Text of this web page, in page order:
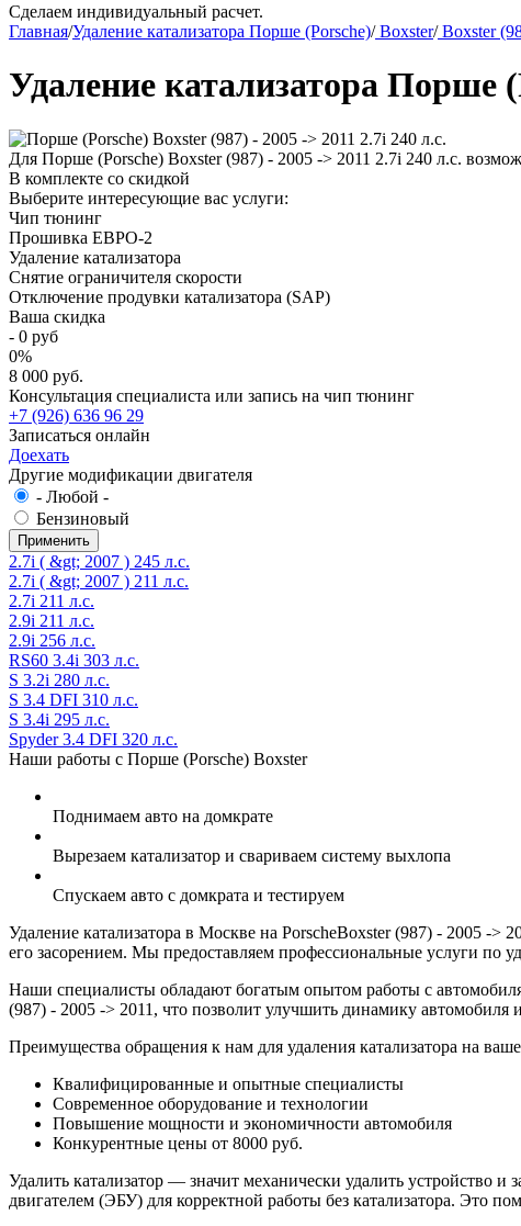
Сделаем индивидуальный расчет.
Главная/Удаление катализатора Порше (Porsche)/Boxster/Boxster
Удаление катализатора Порше
Для Порше (Porsche) Boxster (987) - 2005 -> 2011 2.7i 240 л.с.
В комплекте со скидкой
Выберите интересующие вас услуги:
Чип тюнинг
Прошивка ЕВРО-2
Удаление катализатора
Снятие ограничителя скорости
Отключение продувки катализатора (SAP)
Ваша скидка
- 0 руб
0%
8 000 руб.
Консультация специалиста или запись на чип тюнинг
+7 (926) 636 96 29
Записаться онлайн
Доехать
Другие модификации двигателя
- Любой -
Бензиновый
2.7i ( &gt; 2007 ) 245 л.с.
2.7i ( &gt; 2007 ) 211 л.с.
2.7i 211 л.с.
2.9i 211 л.с.
2.9i 256 л.с.
RS60 3.4i 303 л.с.
S 3.2i 280 л.с.
S 3.4 DFI 310 л.с.
S 3.4i 295 л.с.
Spyder 3.4 DFI 320 л.с.
Наши работы с Порше (Porsche) Boxster
Поднимаем авто на домкрате
Вырезаем катализатор и свариваем систему выхлопа
Спускаем авто с домкрата и тестируем
Удаление катализатора в Москве на PorscheBoxster (987) - 2005 -
его засорением. Мы предоставляем профессиональные услуги по
Наши специалисты обладают богатым опытом работы с
(987) - 2005 -> 2011, что позволит улучшить динамику автомобиля
Преимущества обращения к нам для удаления катализатора на
Квалифицированные и опытные специалисты
Современное оборудование и технологии
Повышение мощности и экономичности автомобиля
Конкурентные цены от 8000 руб.
Удалить катализатор — значит механически удалить устройство
двигателем (ЭБУ) для корректной работы без катализатора. Это